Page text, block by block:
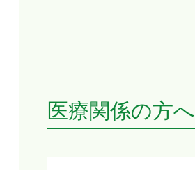
医療関係の方へ